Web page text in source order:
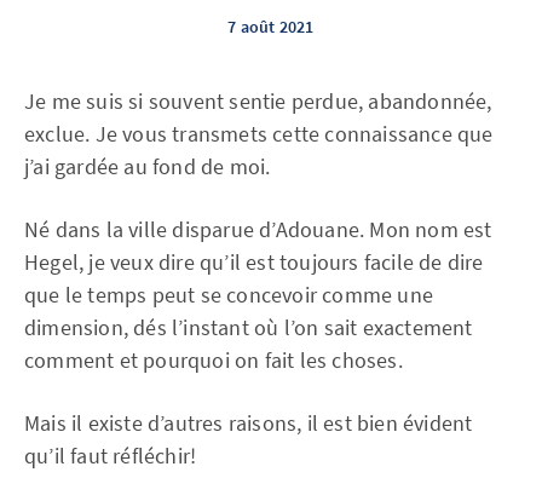
7 août 2021
Je me suis si souvent sentie perdue, abandonnée,
exclue. Je vous transmets cette connaissance que
j’ai gardée au fond de moi.
Né dans la ville disparue d’Adouane. Mon nom est
Hegel, je veux dire qu’il est toujours facile de dire
que le temps peut se concevoir comme une
dimension, dés l’instant où l’on sait exactement
comment et pourquoi on fait les choses.
Mais il existe d’autres raisons, il est bien évident
qu’il faut réfléchir!